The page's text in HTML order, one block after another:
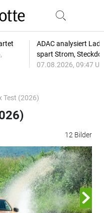
ADAC analysiert
spart Strom,
07.08.2026, 09:47
Test (2026)
12 Bilder